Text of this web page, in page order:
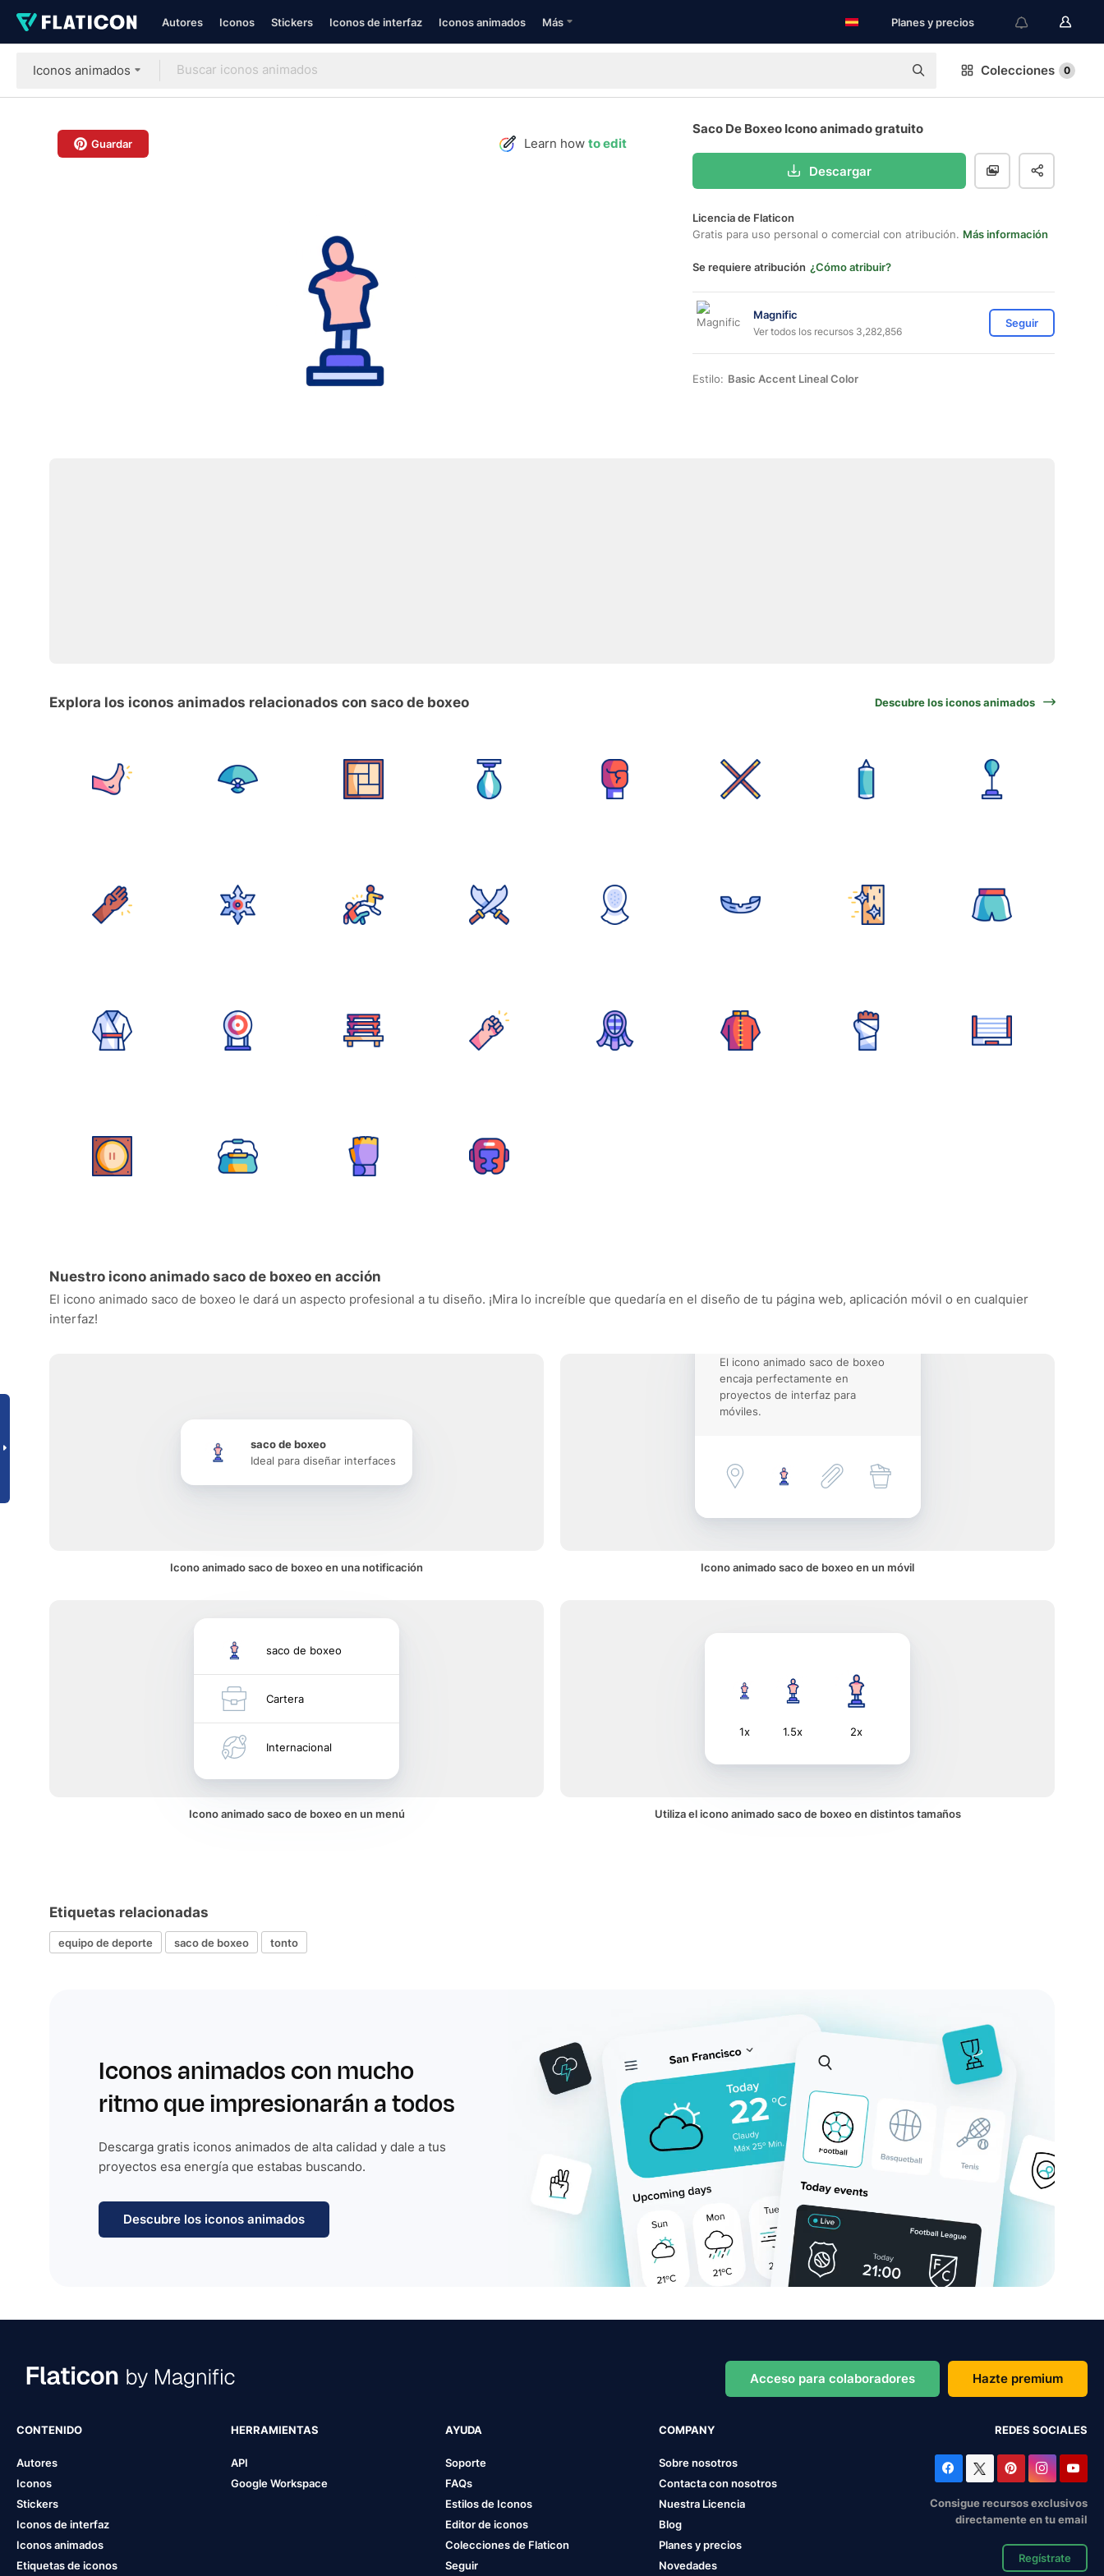
Autores Iconos Stickers Iconos de interfaz Iconos animados Más Planes y precios
Iconos animados Colecciones 0
Guardar Learn how to edit
Saco De Boxeo Icono animado gratuito
Descargar
Licencia de Flaticon
Gratis para uso personal o comercial con atribución. Más información
Se requiere atribución ¿Cómo atribuir?
Magnific
Ver todos los recursos 3,282,856
Seguir
Estilo: Basic Accent Lineal Color
Explora los iconos animados relacionados con saco de boxeo Descubre los iconos animados
Nuestro icono animado saco de boxeo en acción
El icono animado saco de boxeo le dará un aspecto profesional a tu diseño. ¡Mira lo increíble que quedaría en el diseño de tu página web, aplicación móvil o en cualquier
interfaz!
saco de boxeo
Ideal para diseñar interfaces
Icono animado saco de boxeo en una notificación
El icono animado saco de boxeo
encaja perfectamente en
proyectos de interfaz para
móviles.
Icono animado saco de boxeo en un móvil
saco de boxeo
Cartera
Internacional
Icono animado saco de boxeo en un menú
1x 1.5x 2x
Utiliza el icono animado saco de boxeo en distintos tamaños
Etiquetas relacionadas
equipo de deporte saco de boxeo tonto
Iconos animados con mucho
ritmo que impresionarán a todos
Descarga gratis iconos animados de alta calidad y dale a tus
proyectos esa energía que estabas buscando.
Descubre los iconos animados
Acceso para colaboradores Hazte premium
CONTENIDO
Autores
Iconos
Stickers
Iconos de interfaz
Iconos animados
Etiquetas de iconos
HERRAMIENTAS
API
Google Workspace
AYUDA
Soporte
FAQs
Estilos de Iconos
Editor de iconos
Colecciones de Flaticon
Seguir
COMPANY
Sobre nosotros
Contacta con nosotros
Nuestra Licencia
Blog
Planes y precios
Novedades
REDES SOCIALES
Consigue recursos exclusivos
directamente en tu email
Regístrate